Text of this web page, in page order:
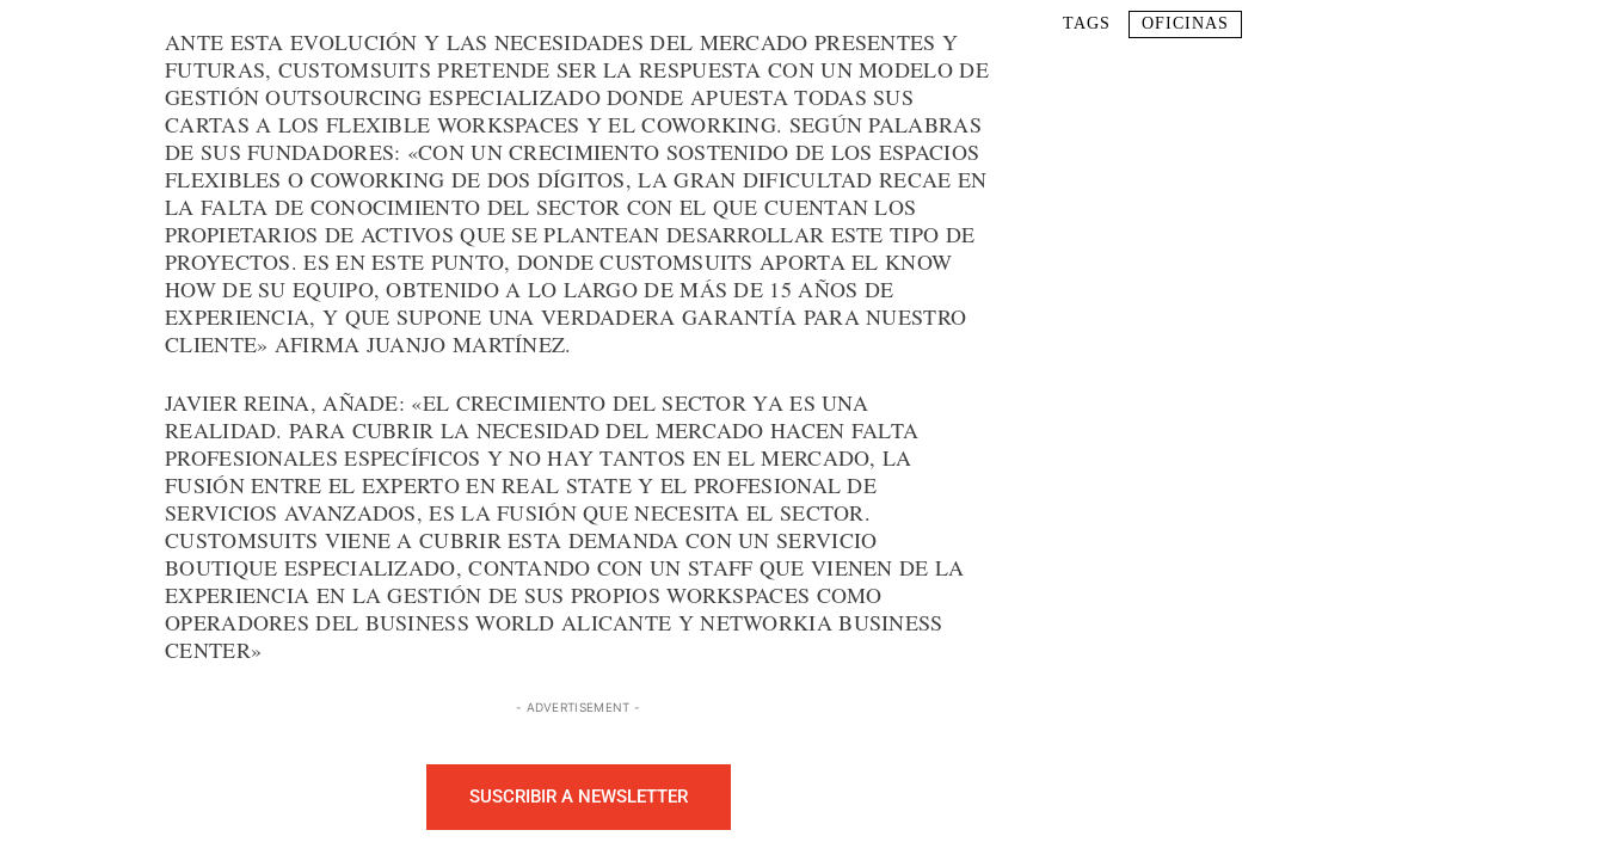
ANTE ESTA EVOLUCIÓN Y LAS NECESIDADES DEL MERCADO PRESENTES Y
FUTURAS, CUSTOMSUITS PRETENDE SER LA RESPUESTA CON UN MODELO DE
GESTIÓN OUTSOURCING ESPECIALIZADO DONDE APUESTA TODAS SUS
CARTAS A LOS FLEXIBLE WORKSPACES Y EL COWORKING. SEGÚN PALABRAS
DE SUS FUNDADORES: «CON UN CRECIMIENTO SOSTENIDO DE LOS ESPACIOS
FLEXIBLES O COWORKING DE DOS DÍGITOS, LA GRAN DIFICULTAD RECAE EN
LA FALTA DE CONOCIMIENTO DEL SECTOR CON EL QUE CUENTAN LOS
PROPIETARIOS DE ACTIVOS QUE SE PLANTEAN DESARROLLAR ESTE TIPO DE
PROYECTOS. ES EN ESTE PUNTO, DONDE CUSTOMSUITS APORTA EL KNOW
HOW DE SU EQUIPO, OBTENIDO A LO LARGO DE MÁS DE 15 AÑOS DE
EXPERIENCIA, Y QUE SUPONE UNA VERDADERA GARANTÍA PARA NUESTRO
CLIENTE» AFIRMA JUANJO MARTÍNEZ.
JAVIER REINA, AÑADE: «EL CRECIMIENTO DEL SECTOR YA ES UNA
REALIDAD. PARA CUBRIR LA NECESIDAD DEL MERCADO HACEN FALTA
PROFESIONALES ESPECÍFICOS Y NO HAY TANTOS EN EL MERCADO, LA
FUSIÓN ENTRE EL EXPERTO EN REAL STATE Y EL PROFESIONAL DE
SERVICIOS AVANZADOS, ES LA FUSIÓN QUE NECESITA EL SECTOR.
CUSTOMSUITS VIENE A CUBRIR ESTA DEMANDA CON UN SERVICIO
BOUTIQUE ESPECIALIZADO, CONTANDO CON UN STAFF QUE VIENEN DE LA
EXPERIENCIA EN LA GESTIÓN DE SUS PROPIOS WORKSPACES COMO
OPERADORES DEL BUSINESS WORLD ALICANTE Y NETWORKIA BUSINESS
CENTER»
- ADVERTISEMENT -
SUSCRIBIR A NEWSLETTER
TAGS OFICINAS